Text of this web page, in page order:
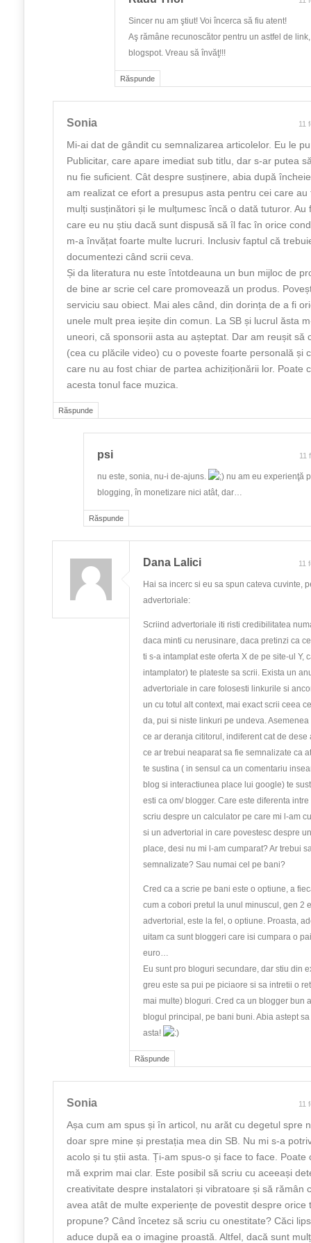
Răspunde
Sincer nu am ştiut! Voi încerca să fiu atent!
Aş rămâne recunoscător pentru un astfel de
blogspot. Vreau să învăţ!!!
Răspunde
Sonia 11
Mi-ai dat de gândit cu semnalizarea articolelor. Eu le
Publicitar, care apare imediat sub titlu, dar s-ar putea
nu fie suficient. Cât despre susținere, abia după
am realizat ce efort a presupus asta pentru cei care au
mulți susținători și le mulțumesc încă o dată tuturor. Au
care eu nu știu dacă sunt dispusă să îl fac în orice
m-a învățat foarte multe lucruri. Inclusiv faptul că
documentezi când scrii ceva.
Și da literatura nu este întotdeauna un bun mijloc de
de bine ar scrie cel care promovează un produs.
serviciu sau obiect. Mai ales când, din dorința de a fi
unele mult prea ieșite din comun. La SB și lucrul ăsta
uneori, că sponsorii asta au așteptat. Dar am reușit să
(cea cu plăcile video) cu o poveste foarte personală și
care nu au fost chiar de partea achiziționării lor. Poate
acesta tonul face muzica.
Răspunde
psi 11
nu este, sonia, nu-i de-ajuns.
nu am eu experienţă
blogging, în monetizare nici atât, dar…
Răspunde
Dana Lalici 11
Hai sa incerc si eu sa spun cateva cuvinte,
advertoriale:
Scriind advertoriale iti risti credibilitatea
daca minti cu nerusinare, daca pretinzi ca
ti s-a intamplat este oferta X de pe site-ul Y,
intamplator) te plateste sa scrii. Exista un
advertoriale in care folosesti linkurile si
un cu totul alt context, mai exact scrii ceea
da, pui si niste linkuri pe undeva.
ce ar deranja cititorul, indiferent cat de dese
ce ar trebui neaparat sa fie semnalizate ca
te sustina ( in sensul ca un comentariu
blog si interactiunea place lui google) te
esti ca om/ blogger. Care este diferenta
scriu despre un calculator pe care mi l-am
si un advertorial in care povestesc despre
place, desi nu mi l-am cumparat? Ar trebui
semnalizate? Sau numai cel pe bani?
Cred ca a scrie pe bani este o optiune, a
cum a cobori pretul la unul minuscul, gen 2
advertorial, este la fel, o optiune. Proasta,
uitam ca sunt bloggeri care isi cumpara o
euro…
Eu sunt pro bloguri secundare, dar stiu din
greu este sa pui pe piciaore si sa intretii o
mai multe) bloguri. Cred ca un blogger bun
blogul principal, pe bani buni. Abia astept
asta!
Sonia 11
Așa cum am spus și în articol, nu arăt cu degetul spre
doar spre mine și prestația mea din SB. Nu mi s-a
acolo și tu știi asta. Ți-am spus-o și face to face. Poate
mă exprim mai clar. Este posibil să scriu cu aceeași
creativitate despre instalatori și vibratoare și să rămân
avea atât de multe experiențe de povestit despre orice
propune? Când încetez să scriu cu onestitate? Căci
aduce după ea o imagine proastă. Altfel, dacă sunt